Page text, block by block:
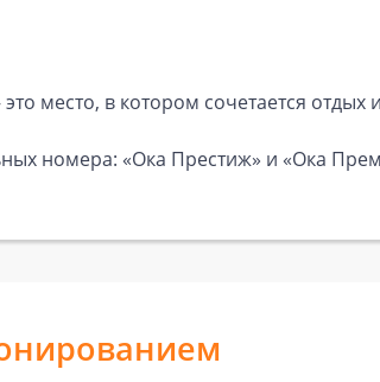
место, в котором сочетается
номера: «Ока Престиж» и «Ока